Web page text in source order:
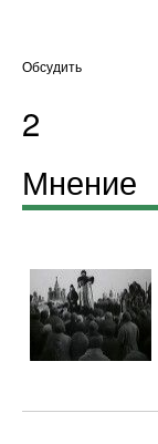
Обсудить
2
Мнение